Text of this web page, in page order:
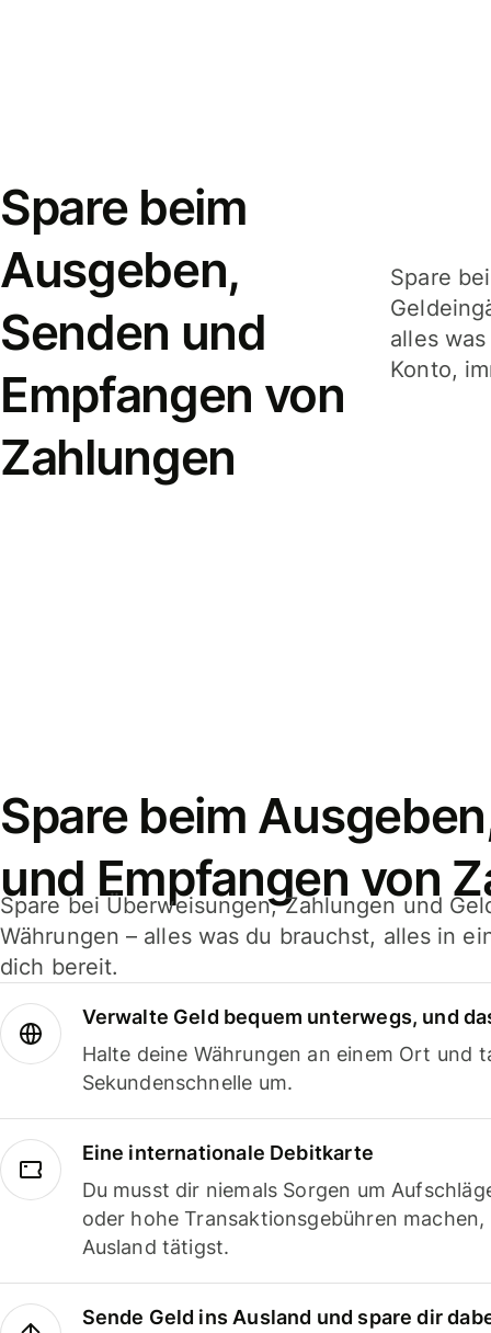
Spare beim
Ausgeben,
Senden und
Empfangen von
Zahlungen
Spare
alles
Konto,
Spare beim
und Empfangen von
Spare bei Überweisungen, Zahlungen und
Währungen – alles was du brauchst, alles in
dich bereit.
Verwalte Geld bequem unterwegs, und
Halte deine Währungen an einem Ort und
Sekundenschnelle um.
Eine internationale Debitkarte
Du musst dir niemals Sorgen um
oder hohe Transaktionsgebühren
Ausland tätigst.
Sende Geld ins Ausland und spare dir